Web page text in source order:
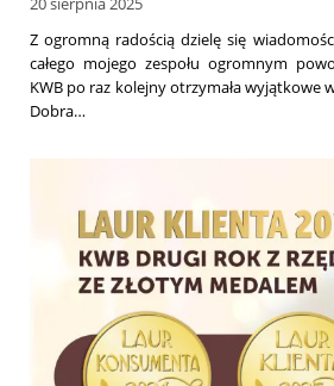
Z ogromną radością dzielę się
całego mojego zespołu ogromnym
KWB po raz kolejny otrzymała wyjątkowe
Dobra…